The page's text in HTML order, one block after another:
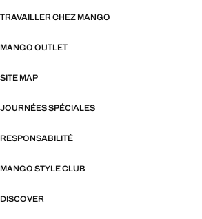
TRAVAILLER CHEZ MANGO
MANGO OUTLET
SITE MAP
JOURNÉES SPÉCIALES
RESPONSABILITÉ
MANGO STYLE CLUB
DISCOVER